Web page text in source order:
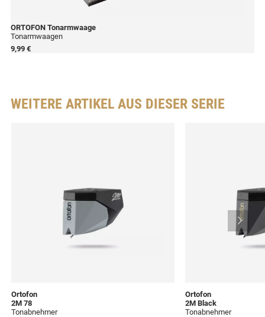
ORTOFON Tonarmwaage
Tonarmwaagen
9,99 €
WEITERE ARTIKEL AUS DIESER SERIE
Ortofon
2M 78
Tonabnehmer
Ortofon
2M Black
Tonabnehmer